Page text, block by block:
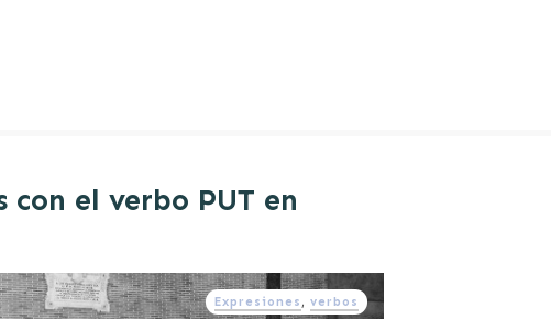
con el verbo PUT en
Expresiones , verbos